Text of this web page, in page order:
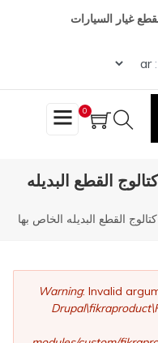
غيار السيارات
Select your
0
القطع البديله
القطع البديله الخاص بها
Warning: Invalid